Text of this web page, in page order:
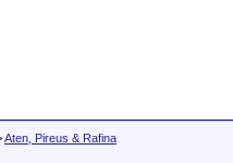
Aten, Pireus & Rafina